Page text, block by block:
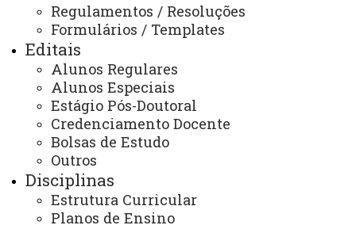
Regulamentos / Resoluções
Formulários / Templates
Editais
Alunos Regulares
Alunos Especiais
Estágio Pós-Doutoral
Credenciamento Docente
Bolsas de Estudo
Outros
Disciplinas
Estrutura Curricular
Planos de Ensino
(45) 3379-7161
Horário de Atendimento:
Segunda à sexta
13:00 às 17:00
E-mail/Redes Sociais:
toledo.mestradoservicosocial@unioeste.br
Você está aqui:Unioeste
PPGSS - Mestrado em Serviço Social - Toledo
Programa
EDITAL DE CONVOCAÇÃO PARA MATRÍCULA DOS
ALUNOS ESPECIAIS 2º SEM. 2019